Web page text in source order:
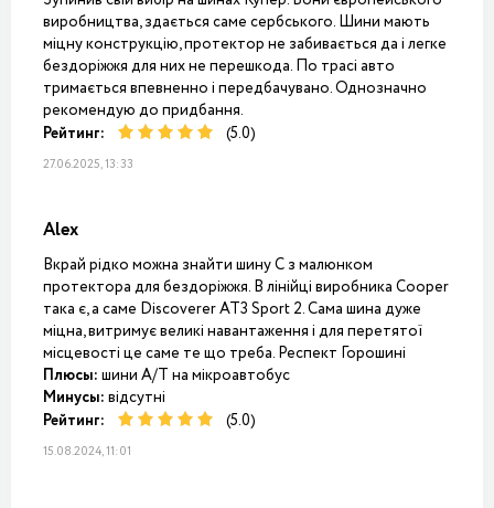
виробництва, здається саме сербського. Шини мають
міцну конструкцію, протектор не забивається да і легке
бездоріжжя для них не перешкода. По трасі авто
тримається впевненно і передбачувано. Однозначно
рекомендую до придбання.
Рейтинг:
(5.0)
27.06.2025, 13:33
Alex
Вкрай рідко можна знайти шину С з малюнком
протектора для бездоріжжя. В лінійці виробника Cooper
така є, а саме Discoverer AT3 Sport 2. Сама шина дуже
міцна, витримує великі навантаження і для перетятої
місцевості це саме те що треба. Респект Горошині
Плюсы: шини A/T на мікроавтобус
Минусы: відсутні
Рейтинг:
(5.0)
15.08.2024, 11:01